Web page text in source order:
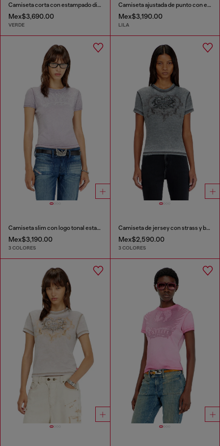
Camiseta corta con estampado digital
Mex$3,690.00
VERDE
Camiseta ajustada de punto con estampado gráfico
Mex$3,190.00
LILA
Camiseta slim con logo tonal estampado
Mex$3,190.00
3 COLORES
Camiseta de jersey con strass y burnout effect
Mex$2,590.00
3 COLORES